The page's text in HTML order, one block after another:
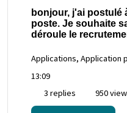
bonjour, j'ai postulé
poste. Je souhaite
déroule le
Applications, Application
13:09
3 replies
950